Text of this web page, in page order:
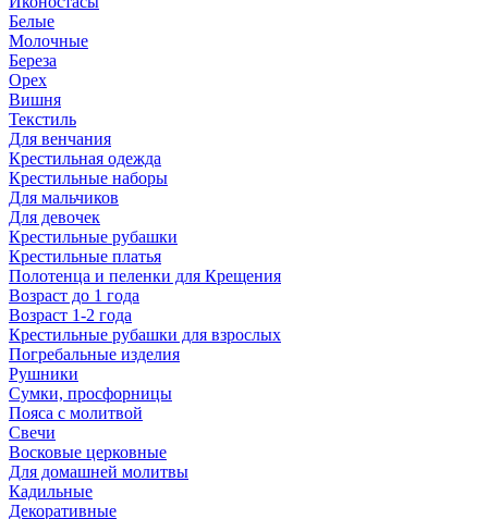
Белые
Молочные
Береза
Орех
Вишня
Текстиль
Для венчания
Крестильная одежда
Крестильные наборы
Для мальчиков
Для девочек
Крестильные рубашки
Крестильные платья
Полотенца и пеленки для Крещения
Возраст до 1 года
Возраст 1-2 года
Крестильные рубашки для взрослых
Погребальные изделия
Рушники
Сумки, просфорницы
Пояса с молитвой
Свечи
Восковые церковные
Для домашней молитвы
Кадильные
Декоративные